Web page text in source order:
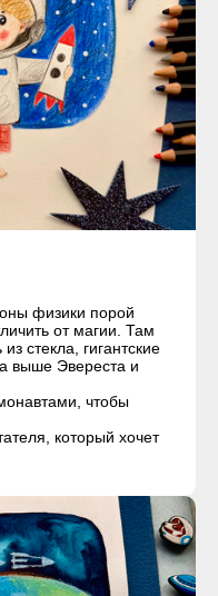
физики порой
от магии. Там
стекла, гигантские
выше Эвереста и
чтобы
который хочет